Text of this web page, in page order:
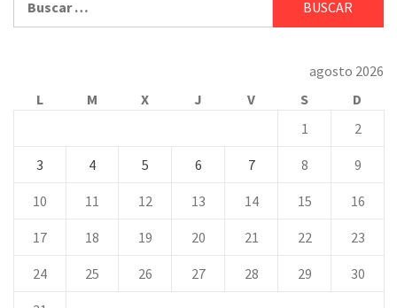
agosto 2026
L
M X J V S
D
1
2
3 4 5 6 7 8 9
10 11 12 13 14 15 16
17 18 19 20 21 22 23
24 25 26 27 28 29 30